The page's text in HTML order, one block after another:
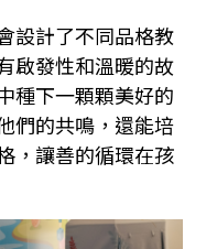
設計了不同品格教
啟發性和溫暖的故
種下一顆顆美好的
們的共鳴，還能培
，讓善的循環在孩